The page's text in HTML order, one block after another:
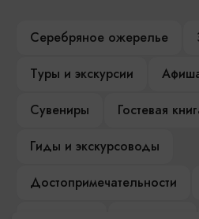
Серебряное ожерелье
Туры и экскурсии
Сувениры
Гостевая
Гиды и экскурсоводы
Достопримечательности